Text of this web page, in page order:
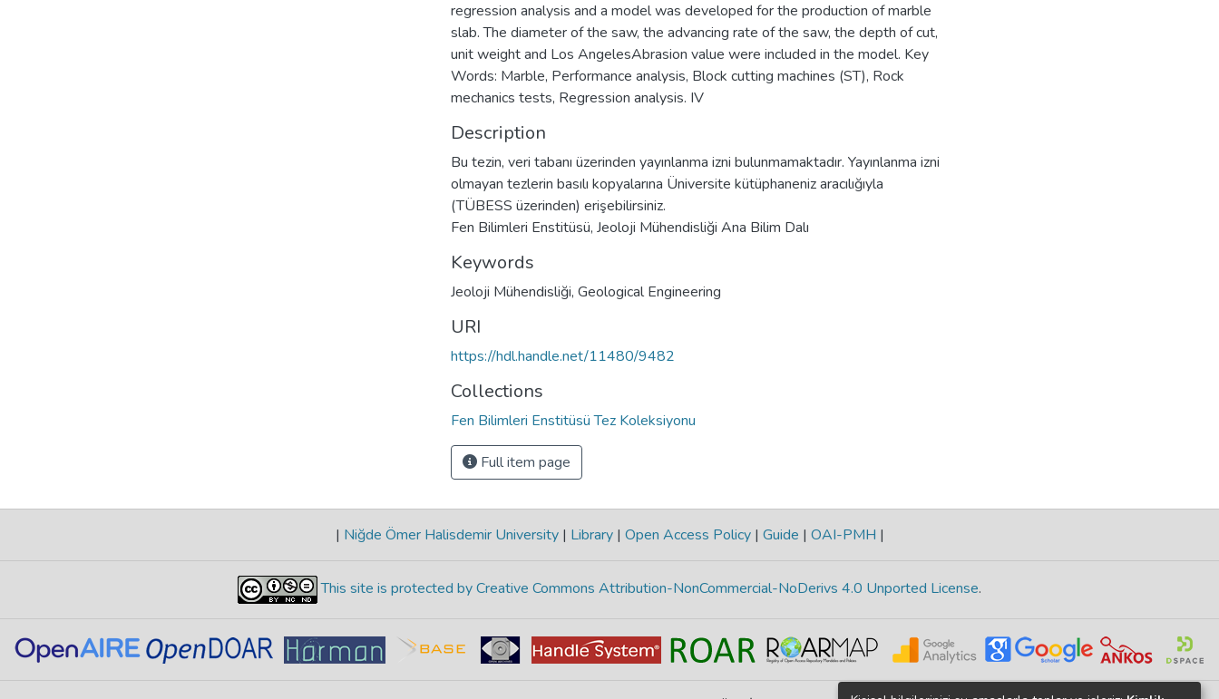
regression analysis and a model was developed for the production of marble
slab. The diameter of the saw, the advancing rate of the saw, the depth of cut,
unit weight and Los AngelesAbrasion value were included in the model. Key
Words: Marble, Performance analysis, Block cutting machines (ST), Rock
mechanics tests, Regression analysis. IV
Description
Bu tezin, veri tabanı üzerinden yayınlanma izni bulunmamaktadır. Yayınlanma izni
olmayan tezlerin basılı kopyalarına Üniversite kütüphaneniz aracılığıyla
(TÜBESS üzerinden) erişebilirsiniz.
Fen Bilimleri Enstitüsü, Jeoloji Mühendisliği Ana Bilim Dalı
Keywords
Jeoloji Mühendisliği, Geological Engineering
URI
https://hdl.handle.net/11480/9482
Collections
Fen Bilimleri Enstitüsü Tez Koleksiyonu
Full item page
| Niğde Ömer Halisdemir University | Library | Open Access Policy | Guide | OAI-PMH |
This site is protected by Creative Commons Attribution-NonCommercial-NoDerivs 4.0 Unported License.